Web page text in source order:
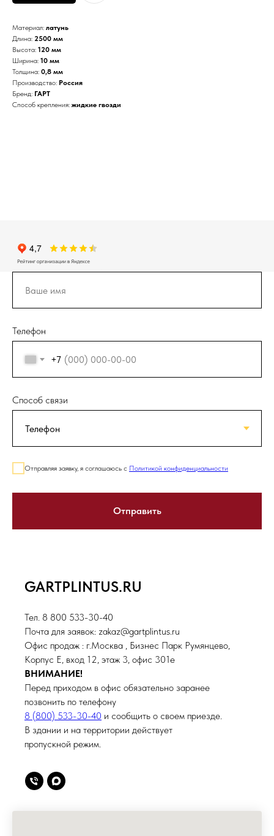
Материал: латунь
Длина: 2500 мм
Высота: 120 мм
Ширина: 10 мм
Толщина: 0,8 мм
Производство: Россия
Бренд: ГАРТ
Способ крепления: жидкие гвозди
Телефон
+7
Способ связи
Отправляя заявку, я соглашаюсь с Политикой конфиденциальности
Отправить
GARTPLINTUS.RU
Тел. 8 800 533-30-40
Почта для заявок: zakaz@gartplintus.ru
Офис продаж : г.Москва , Бизнес Парк Румянцево,
Корпус Е, вход 12, этаж 3, офис 301е
ВНИМАНИЕ!
Перед приходом в офис обязательно заранее
позвонить по телефону
8 (800) 533-30-40 и сообщить о своем приезде.
В здании и на территории действует
пропускной режим.